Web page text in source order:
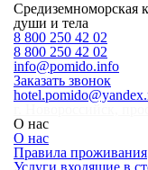
Средиземноморская
души и тела
8 800 250 42 02
8 800 250 42 02
info@pomido.info
Заказать звонок
О нас
О нас
Правила проживания
Услуги входящие в